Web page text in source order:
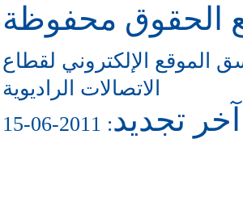
الحقوق محفوظة
الموقع الإلكتروني لقطاع
الاتصالات الراديوية
آخر تجديد: 2011-06-15